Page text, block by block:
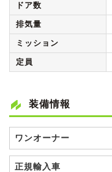
ドア数
排気量
ミッション
定員
装備情報
ワンオーナー
正規輸入車